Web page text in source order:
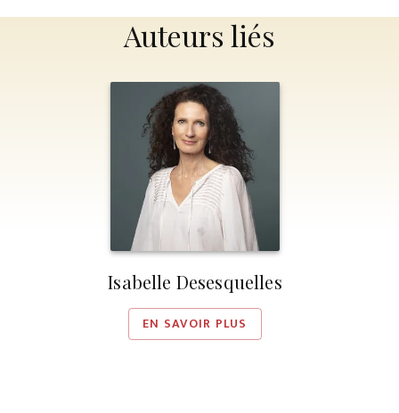
Auteurs liés
Isabelle Desesquelles
EN SAVOIR PLUS